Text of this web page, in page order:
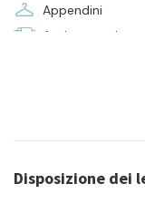
Appendini
Asciugamani
Famiglia
Giardino
Disposizione dei